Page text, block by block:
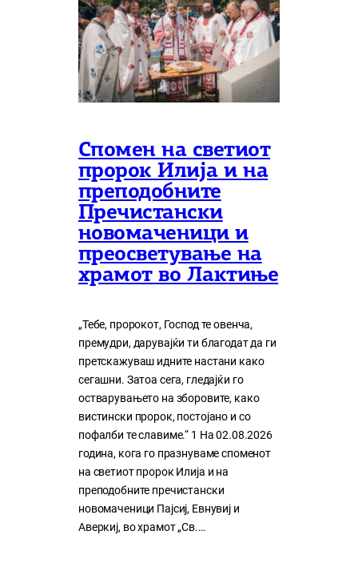
Спомен на светиот
пророк Илија и на
преподобните
Пречистански
новомаченици и
преосветување на
храмот во Лактиње
„Тебе, пророкот, Господ те овенча,
премудри, дарувајќи ти благодат да ги
претскажуваш идните настани како
сегашни. Затоа сега, гледајќи го
остварувањето на зборовите, како
вистински пророк, постојано и со
пофалби те славиме.“ 1 На 02.08.2026
година, кога го празнуваме споменот
на светиот пророк Илија и на
преподобните пречистански
новомаченици Пајсиј, Евнувиј и
Аверкиј, во храмот „Св.…